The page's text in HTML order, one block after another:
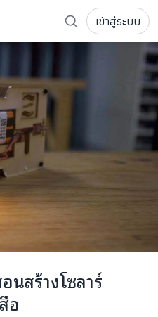
ความเคลื่อนไหว
เจ้าของโครงการ
ส่งโครงการ
FAQ เจ้าของโครงการ
เข้าสู่ระบบ
สร้างโซลาร์
อ